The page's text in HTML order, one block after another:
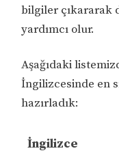
bilgiler çıkararak
yardımcı olur.
Aşağıdaki
İngilizcesinde en
hazırladık:
İngilizce